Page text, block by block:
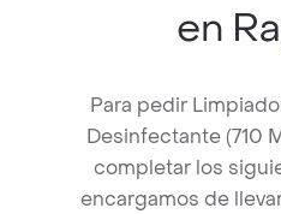
en
Para pedir
Desinfectante (710
completar los
encargamos de